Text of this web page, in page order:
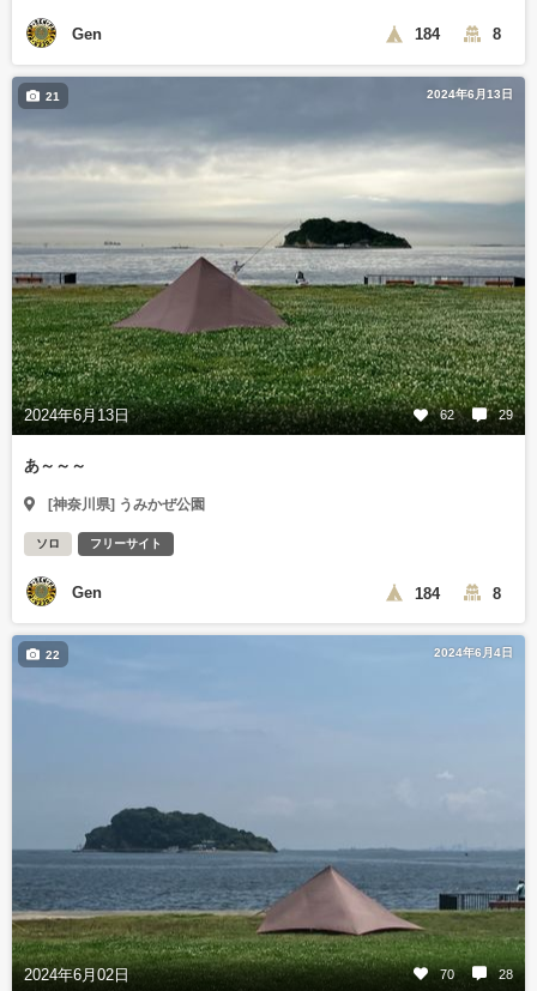
Gen 184 8
2024年6月13日
2024年6月13日 62 29
21
あ～～～
[神奈川県] うみかぜ公園
ソロ フリーサイト
Gen 184 8
2024年6月4日
2024年6月02日 70 28
22